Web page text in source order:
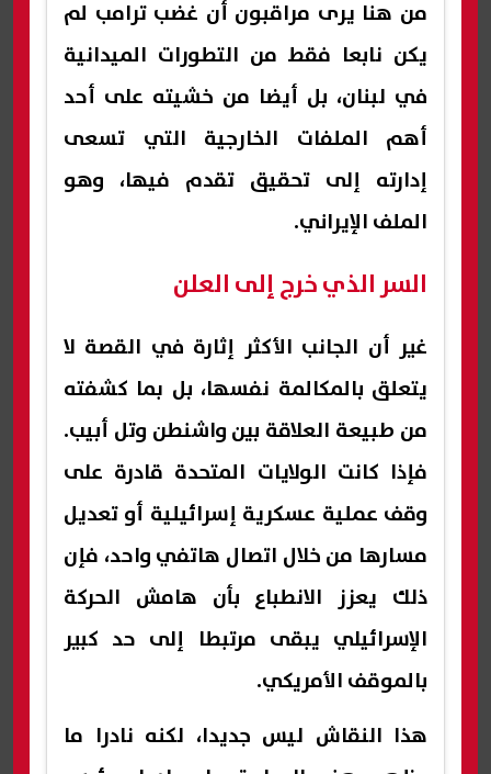
من هنا يرى مراقبون أن غضب ترامب لم
يكن نابعا فقط من التطورات الميدانية
في لبنان، بل أيضا من خشيته على أحد
أهم الملفات الخارجية التي تسعى
إدارته إلى تحقيق تقدم فيها، وهو
الملف الإيراني.
السر الذي خرج إلى العلن
غير أن الجانب الأكثر إثارة في القصة لا
يتعلق بالمكالمة نفسها، بل بما كشفته
من طبيعة العلاقة بين واشنطن وتل أبيب.
فإذا كانت الولايات المتحدة قادرة على
وقف عملية عسكرية إسرائيلية أو تعديل
مسارها من خلال اتصال هاتفي واحد، فإن
ذلك يعزز الانطباع بأن هامش الحركة
الإسرائيلي يبقى مرتبطا إلى حد كبير
بالموقف الأمريكي.
هذا النقاش ليس جديدا، لكنه نادرا ما